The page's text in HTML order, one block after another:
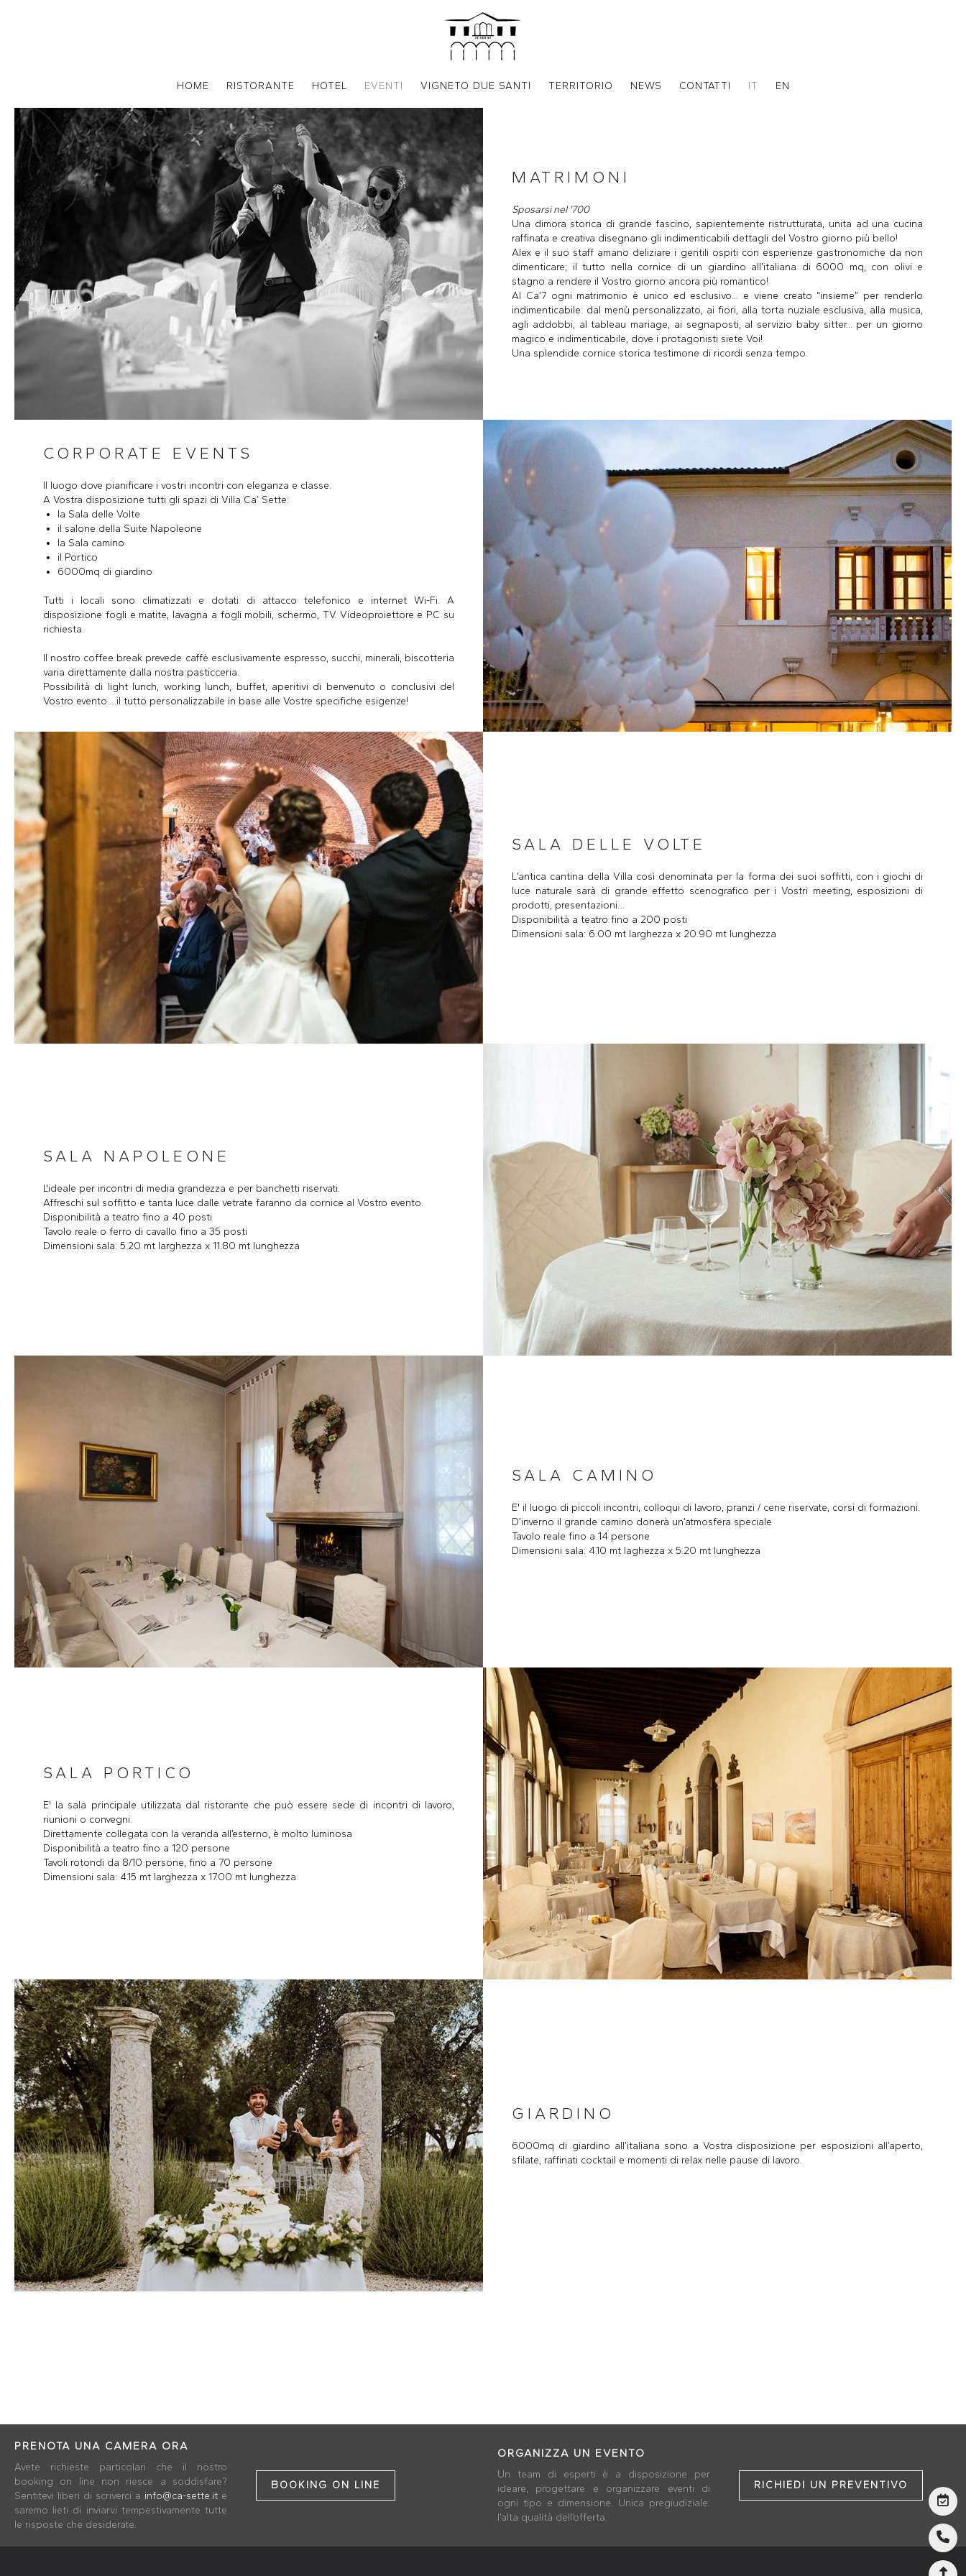
HOME RISTORANTE HOTEL EVENTI VIGNETO DUE SANTI TERRITORIO NEWS CONTATTI IT EN
MATRIMONI
Sposarsi nel '700
Una dimora storica di grande fascino, sapientemente ristrutturata, unita ad una cucina
raffinata e creativa disegnano gli indimenticabili dettagli del Vostro giorno più bello!
Alex e il suo staff amano deliziare i gentili ospiti con esperienze gastronomiche da non
dimenticare; il tutto nella cornice di un giardino all’italiana di 6000 mq, con olivi e
stagno a rendere il Vostro giorno ancora più romantico!
Al Ca’7 ogni matrimonio è unico ed esclusivo... e viene creato “insieme” per renderlo
indimenticabile: dal menù personalizzato, ai fiori, alla torta nuziale esclusiva, alla musica,
agli addobbi, al tableau mariage, ai segnaposti, al servizio baby sitter... per un giorno
magico e indimenticabile, dove i protagonisti siete Voi!
Una splendide cornice storica testimone di ricordi senza tempo.
CORPORATE EVENTS
Il luogo dove pianificare i vostri incontri con eleganza e classe.
A Vostra disposizione tutti gli spazi di Villa Ca’ Sette:
la Sala delle Volte
il salone della Suite Napoleone
la Sala camino
il Portico
6000mq di giardino
Tutti i locali sono climatizzati e dotati di attacco telefonico e internet Wi-Fi. A
disposizione fogli e matite, lavagna a fogli mobili, schermo, TV. Videoproiettore e PC su
richiesta.
Il nostro coffee break prevede caffè esclusivamente espresso, succhi, minerali, biscotteria
varia direttamente dalla nostra pasticceria.
Possibilità di light lunch, working lunch, buffet, aperitivi di benvenuto o conclusivi del
Vostro evento….il tutto personalizzabile in base alle Vostre specifiche esigenze!
SALA DELLE VOLTE
L’antica cantina della Villa così denominata per la forma dei suoi soffitti, con i giochi di
luce naturale sarà di grande effetto scenografico per i Vostri meeting, esposizioni di
prodotti, presentazioni…
Disponibilità a teatro fino a 200 posti
Dimensioni sala: 6.00 mt larghezza x 20.90 mt lunghezza
SALA NAPOLEONE
L'ideale per incontri di media grandezza e per banchetti riservati.
Affreschi sul soffitto e tanta luce dalle vetrate faranno da cornice al Vostro evento.
Disponibilità a teatro fino a 40 posti
Tavolo reale o ferro di cavallo fino a 35 posti
Dimensioni sala: 5.20 mt larghezza x 11.80 mt lunghezza
SALA CAMINO
E' il luogo di piccoli incontri, colloqui di lavoro, pranzi / cene riservate, corsi di formazioni.
D’inverno il grande camino donerà un’atmosfera speciale
Tavolo reale fino a 14 persone
Dimensioni sala: 4.10 mt laghezza x 5.20 mt lunghezza
SALA PORTICO
E' la sala principale utilizzata dal ristorante che può essere sede di incontri di lavoro,
riunioni o convegni.
Direttamente collegata con la veranda all’esterno, è molto luminosa
Disponibilità a teatro fino a 120 persone
Tavoli rotondi da 8/10 persone, fino a 70 persone
Dimensioni sala: 4.15 mt larghezza x 17.00 mt lunghezza
GIARDINO
6000mq di giardino all’italiana sono a Vostra disposizione per esposizioni all’aperto,
sfilate, raffinati cocktail e momenti di relax nelle pause di lavoro.
PRENOTA UNA CAMERA ORA
Avete richieste particolari che il nostro
booking on line non riesce a soddisfare?
Sentitevi liberi di scriverci a info@ca-sette.it e
saremo lieti di inviarvi tempestivamente tutte
le risposte che desiderate.
BOOKING ON LINE
ORGANIZZA UN EVENTO
Un team di esperti è a disposizione per
ideare, progettare e organizzare eventi di
ogni tipo e dimensione. Unica pregiudiziale:
l’alta qualità dell’offerta.
RICHIEDI UN PREVENTIVO